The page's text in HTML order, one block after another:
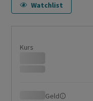
Watchlist
Kurs
Geld